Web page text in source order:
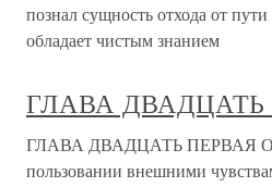
познал сущность отхода от
обладает чистым знанием
ГЛАВА
ГЛАВА ДВАДЦАТЬ ПЕРВАЯ Об
пользовании внешними